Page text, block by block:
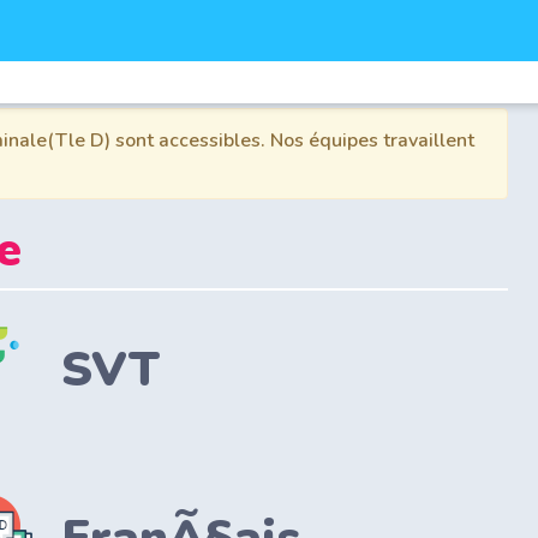
D) sont accessibles. Nos équipes travaillent
SVT